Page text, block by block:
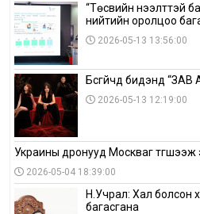
“Төсвийн нээлттэй
нийтийн оролцоо
2026-05-13 13:56:00
Бүсгүйчүүд бидэнд
2026-05-13 12:19:00
Украины дронууд Москваг түгшээж
2026-05-04 18:39:00
Н.Учрал: Хал болсон
багасгана